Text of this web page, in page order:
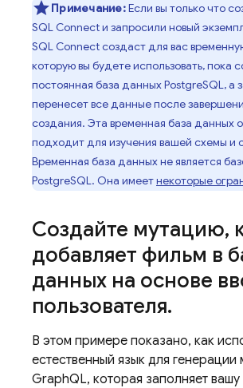
Примечание:Если вы только что
SQL Connectи запросили новый
SQL Connectсоздаст для вас
которую вы будете использовать, пока
постоянная база данных PostgreSQL, а
перенесет все данные после
создания. Эта временная база данных
подходит для изучения вашей схемы и
Временная база данных не является
PostgreSQL. Она имеетнекоторые
Создайте мутацию,
добавляет фильм в
данных на основе
пользователя.
В этом примере показано, как
естественный язык для генерации
GraphQL, которая заполняет